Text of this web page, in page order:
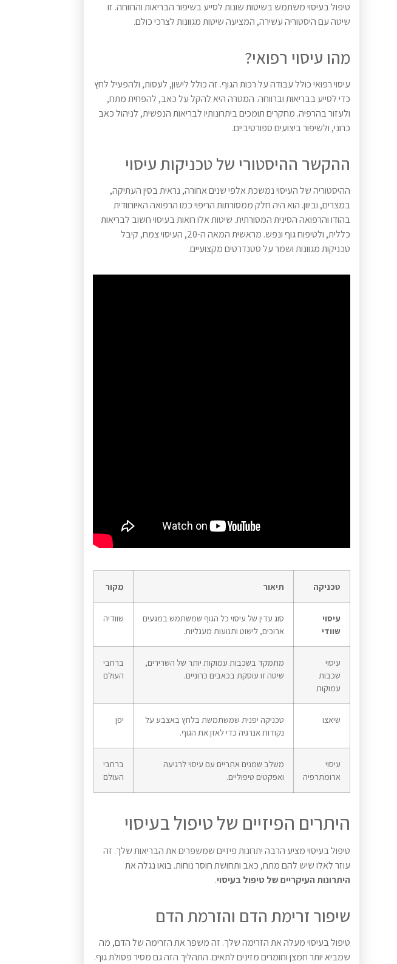
טיפול בעיסוי משתמש בשיטות שונות לסייע בשיפור הבריאות והרווחה. זו
שיטה עם היסטוריה עשירה, המציעה שיטות מגוונות לצרכי כולם.
מהו עיסוי רפואי?
עיסוי רפואי כולל עבודה על רכות הגוף. זה כולל לישון, לעסות, ולהפעיל לחץ
כדי לסייע בבריאות וברווחה. המטרה היא להקל על כאב, להפחית מתח,
ולעזור בהרפיה. מחקרים תומכים ביתרונותיו לבריאות הנפשית, לניהול כאב
כרוני, ולשיפור ביצועים ספורטיביים.
ההקשר ההיסטורי של טכניקות עיסוי
ההיסטוריה של העיסוי נמשכת אלפי שנים אחורה, נראית בסין העתיקה,
במצרים, וביוון. הוא היה חלק ממסורתות הריפוי כמו הרפואה האיורוודית
בהודו והרפואה הסינית המסורתית. שיטות אלו רואות בעיסוי חשוב לבריאות
כללית, ולטיפוח גוף ונפש. מראשית המאה ה-20, העיסוי צמח, קיבל
טכניקות מגוונות ושמר על סטנדרטים מקצועיים.
טכניקה תיאור מקור
עיסוי
שוודי
סוג עדין של עיסוי כל הגוף שמשתמש במגעים
ארוכים, לישוט ותנועות מעגליות.
שוודיה
עיסוי
שכבות
עמוקות
מתמקד בשכבות עמוקות יותר של השרירים,
שיטה זו עוסקת בכאבים כרוניים.
ברחבי
העולם
שיאצו
טכניקה יפנית שמשתמשת בלחץ באצבע על
נקודות אנרגיה כדי לאזן את הגוף.
יפן
עיסוי
ארומתרפיה
משלב שמנים אתריים עם עיסוי לרגיעה
ואפקטים טיפוליים.
ברחבי
העולם
היתרים הפיזיים של טיפול בעיסוי
טיפול בעיסוי מציע הרבה יתרונות פיזיים שמשפרים את הבריאות שלך. זה
עוזר לאלו שיש להם מתח, כאב ותחושת חוסר נוחות. בואו נגלה את
היתרונות העיקריים של טיפול בעיסוי.
שיפור זרימת הדם והזרמת הדם
טיפול בעיסוי מעלה את הזרימה שלך. זה משפר את הזרימה של הדם, מה
שמביא יותר חמצן וחומרים מזינים לתאים. התהליך הזה גם מסיר פסולת גוף.